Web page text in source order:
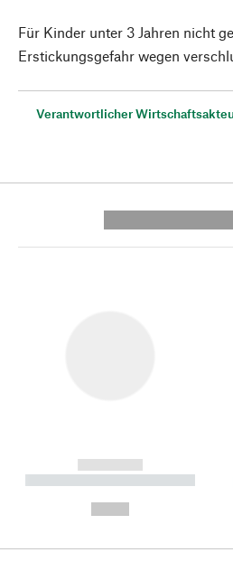
Für Kinder unter 3 Jahren nicht
Erstickungsgefahr wegen
Verantwortlicher
------------
----------- ----------- --------